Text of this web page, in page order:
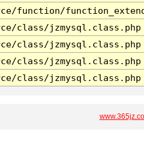
function/
class/jzmysql.class.php
class/jzmysql.class.php
class/jzmysql.class.php
class/jzmysql.class.php